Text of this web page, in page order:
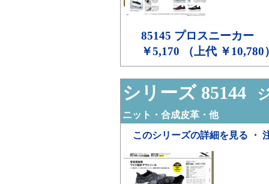
85145 プロスニーカー
￥5,170 （上代 ￥10,780
シリーズ 85144
ニット・合成皮革・他
このシリーズの詳細を見る ・